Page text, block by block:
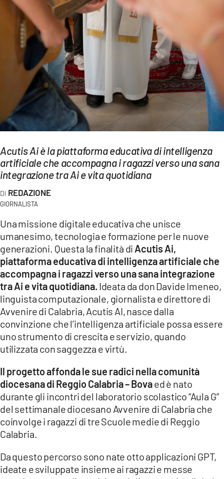
LaC
Network
LACPLAY.IT
LACTV.IT
LACONAIR.IT
LACITYMAG.IT
ILREGGINO.IT
COSENZACHANNEL.IT
ILVIBONESE.IT
CATANZAROCHANNEL.IT
App
ANDROID
APPLE
Acutis Ai è la piattaforma educativa di intelligenza
artificiale che accompagna i ragazzi verso una sana
integrazione tra Ai e vita quotidiana
REDAZIONE
GIORNALISTA
Una missione digitale educativa che unisce
umanesimo, tecnologia e formazione per le nuove
generazioni. Questa la finalità di Acutis Ai,
piattaforma educativa di intelligenza artificiale che
accompagna i ragazzi verso una sana integrazione
tra Ai e vita quotidiana. Ideata da don Davide Imeneo,
linguista computazionale, giornalista e direttore di
Avvenire di Calabria, Acutis AI, nasce dalla
convinzione che l’intelligenza artificiale possa essere
uno strumento di crescita e servizio, quando
utilizzata con saggezza e virtù.
Il progetto affonda le sue radici nella comunità
diocesana di Reggio Calabria – Bovaed è nato
durante gli incontri del laboratorio scolastico “Aula G”
del settimanale diocesano Avvenire di Calabria che
coinvolge i ragazzi di tre Scuole medie di Reggio
Calabria.
Da questo percorso sono nate otto applicazioni GPT,
ideate e sviluppate insieme ai ragazzi e messe